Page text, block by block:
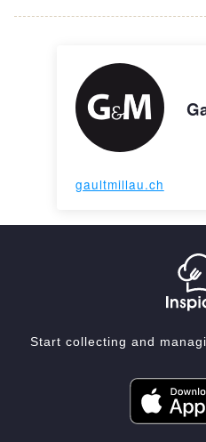
gaultmillau.ch
Start collecting and